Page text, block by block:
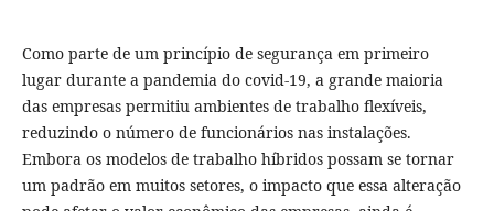
Como parte de um princípio de segurança em primeiro
lugar durante a pandemia do covid-19, a grande maioria
das empresas permitiu ambientes de trabalho flexíveis,
reduzindo o número de funcionários nas instalações.
Embora os modelos de trabalho híbridos possam se tornar
um padrão em muitos setores, o impacto que essa alteração